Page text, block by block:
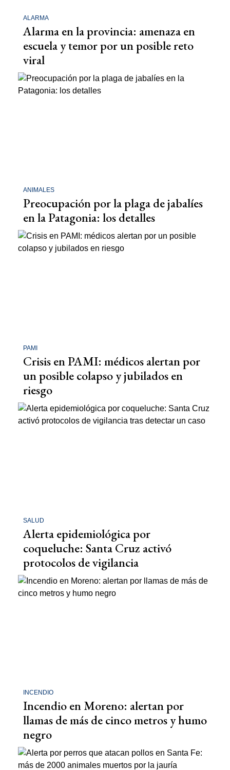
ALARMA
Alarma en la provincia: amenaza en
escuela y temor por un posible reto
viral
ANIMALES
Preocupación por la plaga de jabalíes
en la Patagonia: los detalles
PAMI
Crisis en PAMI: médicos alertan por
un posible colapso y jubilados en
riesgo
SALUD
Alerta epidemiológica por
coqueluche: Santa Cruz activó
protocolos de vigilancia
INCENDIO
Incendio en Moreno: alertan por
llamas de más de cinco metros y humo
negro